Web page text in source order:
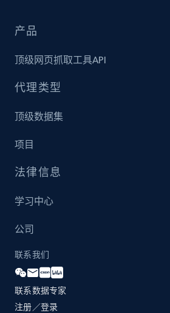
产品
顶级网页抓取工具API
代理类型
顶级数据集
项目
法律信息
学习中心
公司
联系我们
联系数据专家
注册／登录